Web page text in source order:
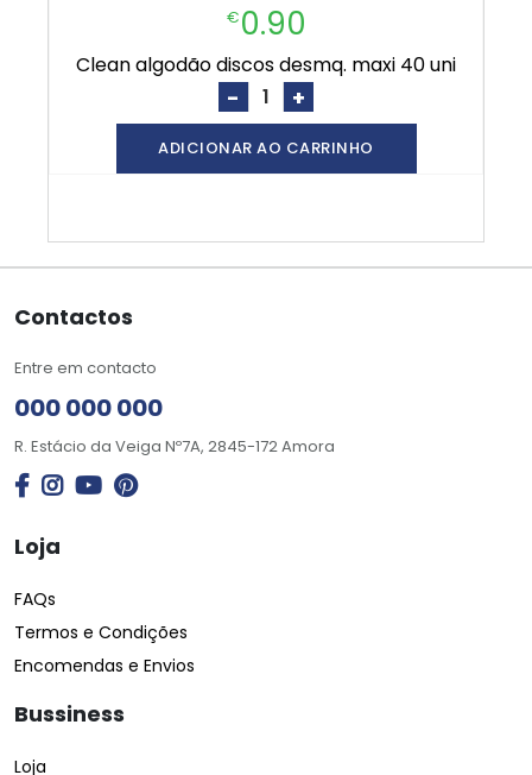
€0.90
clean algodão discos desmq. maxi 40 uni
- +
ADICIONAR AO CARRINHO
Contactos
Entre em contacto
000 000 000
R. Estácio da Veiga Nº7A, 2845-172 Amora
Loja
FAQs
Termos e Condições
Encomendas e Envios
Bussiness
Loja